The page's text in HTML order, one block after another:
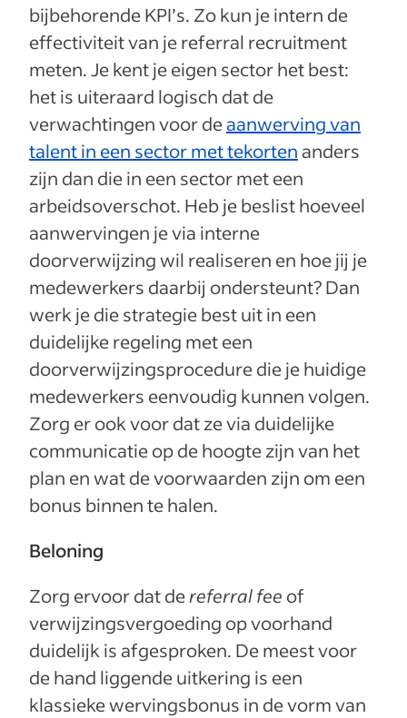
bijbehorende KPI’s. Zo kun je intern de
effectiviteit van je referral recruitment
meten. Je kent je eigen sector het best:
het is uiteraard logisch dat de
verwachtingen voor deaanwerving van
talent in een sector met tekorten anders
zijn dan die in een sector met een
arbeidsoverschot. Heb je beslist hoeveel
aanwervingen je via interne
doorverwijzing wil realiseren en hoe jij je
medewerkers daarbij ondersteunt? Dan
werk je die strategie best uit in een
duidelijke regeling met een
doorverwijzingsprocedure die je huidige
medewerkers eenvoudig kunnen volgen.
Zorg er ook voor dat ze via duidelijke
communicatie op de hoogte zijn van het
plan en wat de voorwaarden zijn om een
bonus binnen te halen.
Beloning
Zorg ervoor dat dereferral fee of
verwijzingsvergoeding op voorhand
duidelijk is afgesproken. De meest voor
de hand liggende uitkering is een
klassieke wervingsbonus in de vorm van